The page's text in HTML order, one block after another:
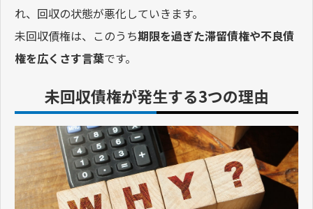
れ、回収の状態が悪化していきます。
未回収債権は、このうち期限を過ぎた滞留債権や不良債
権を広くさす言葉です。
未回収債権が発生する3つの理由